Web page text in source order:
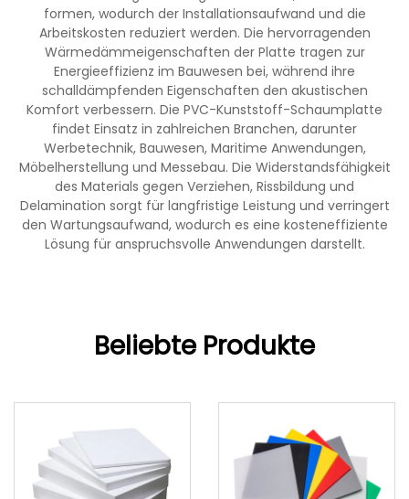
formen, wodurch der Installationsaufwand und die
Arbeitskosten reduziert werden. Die hervorragenden
Wärmedämmeigenschaften der Platte tragen zur
Energieeffizienz im Bauwesen bei, während ihre
schalldämpfenden Eigenschaften den akustischen
Komfort verbessern. Die PVC-Kunststoff-Schaumplatte
findet Einsatz in zahlreichen Branchen, darunter
Werbetechnik, Bauwesen, Maritime Anwendungen,
Möbelherstellung und Messebau. Die Widerstandsfähigkeit
des Materials gegen Verziehen, Rissbildung und
Delamination sorgt für langfristige Leistung und verringert
den Wartungsaufwand, wodurch es eine kosteneffiziente
Lösung für anspruchsvolle Anwendungen darstellt.
Beliebte Produkte